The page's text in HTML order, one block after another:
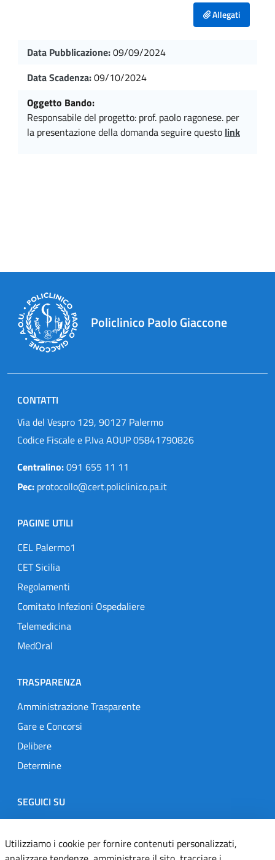
Allegati
Data Pubblicazione:09/09/2024
Data Scadenza:09/10/2024
Oggetto Bando:
responsabile del progetto: prof. paolo ragonese. per
la presentazione della domanda seguire questo link
Policlinico Paolo Giaccone
CONTATTI
Via del Vespro 129, 90127 Palermo
Codice Fiscale e P.Iva AOUP 05841790826
Centralino:091 655 11 11
Pec: protocollo@cert.policlinico.pa.it
PAGINE UTILI
CEL Palermo1
CET Sicilia
Regolamenti
Comitato Infezioni Ospedaliere
Telemedicina
MedOral
TRASPARENZA
Amministrazione Trasparente
Gare e Concorsi
Delibere
Determine
SEGUICI SU
Designers Italia
TwitterInstagramYoutubeLinkedin
Utilizziamo i cookie per fornire contenuti personalizzati,